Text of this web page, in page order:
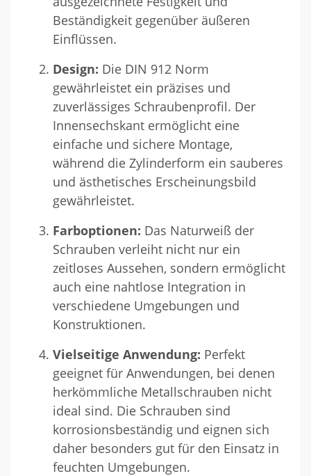
Beständigkeit gegenüber äußeren
Einflüssen.
Design: Die DIN 912 Norm
gewährleistet ein präzises und
zuverlässiges Schraubenprofil. Der
Innensechskant ermöglicht eine
einfache und sichere Montage,
während die Zylinderform ein sauberes
und ästhetisches Erscheinungsbild
gewährleistet.
Farboptionen: Das Naturweiß der
Schrauben verleiht nicht nur ein
zeitloses Aussehen, sondern ermöglicht
auch eine nahtlose Integration in
verschiedene Umgebungen und
Konstruktionen.
Vielseitige Anwendung: Perfekt
geeignet für Anwendungen, bei denen
herkömmliche Metallschrauben nicht
ideal sind. Die Schrauben sind
korrosionsbeständig und eignen sich
daher besonders gut für den Einsatz in
feuchten Umgebungen.